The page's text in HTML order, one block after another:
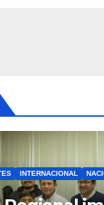
INTERNACIONAL